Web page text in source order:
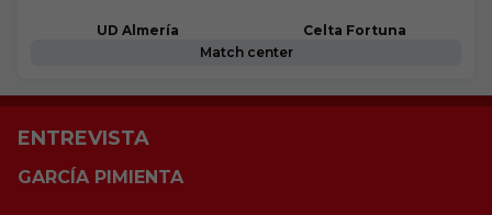
UD Almería
Celta Fortuna
Match center
ENTREVISTA
GARCÍA PIMIENTA